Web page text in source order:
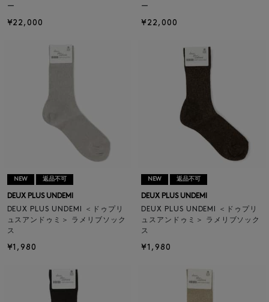
ー
¥22,000
ー
¥22,000
NEW 返品不可
DEUX PLUS UNDEMI
DEUX PLUS UNDEMI ＜ドゥプリ
ュスアンドゥミ＞ ラメリブソック
ス
¥1,980
NEW 返品不可
DEUX PLUS UNDEMI
DEUX PLUS UNDEMI ＜ドゥプリ
ュスアンドゥミ＞ ラメリブソック
ス
¥1,980